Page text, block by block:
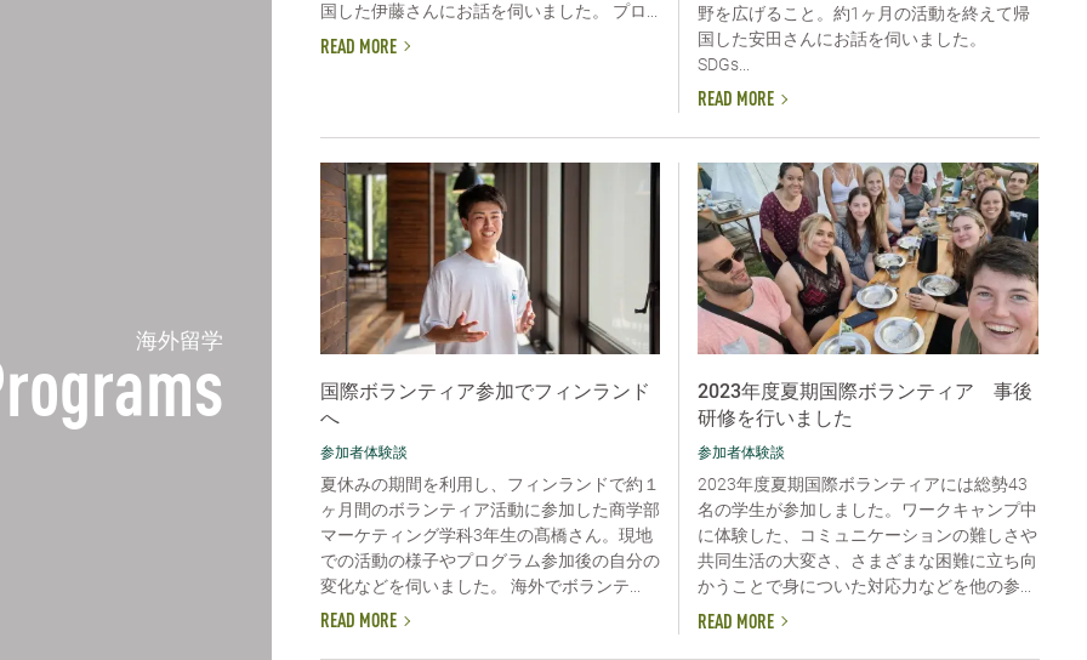
海外留学
国した伊藤さんにお話を伺いました。 プロ...
READ MORE
野を広げること。約1ヶ月の活動を終えて帰
国した安田さんにお話を伺いました。
SDGs...
READ MORE
国際ボランティア参加でフィンランド
へ
参加者体験談
夏休みの期間を利用し、フィンランドで約１
ヶ月間のボランティア活動に参加した商学部
マーケティング学科3年生の髙橋さん。現地
での活動の様子やプログラム参加後の自分の
変化などを伺いました。 海外でボランテ...
READ MORE
2023年度夏期国際ボランティア 事後
研修を行いました
参加者体験談
2023年度夏期国際ボランティアには総勢43
名の学生が参加しました。ワークキャンプ中
に体験した、コミュニケーションの難しさや
共同生活の大変さ、さまざまな困難に立ち向
かうことで身についた対応力などを他の参...
READ MORE